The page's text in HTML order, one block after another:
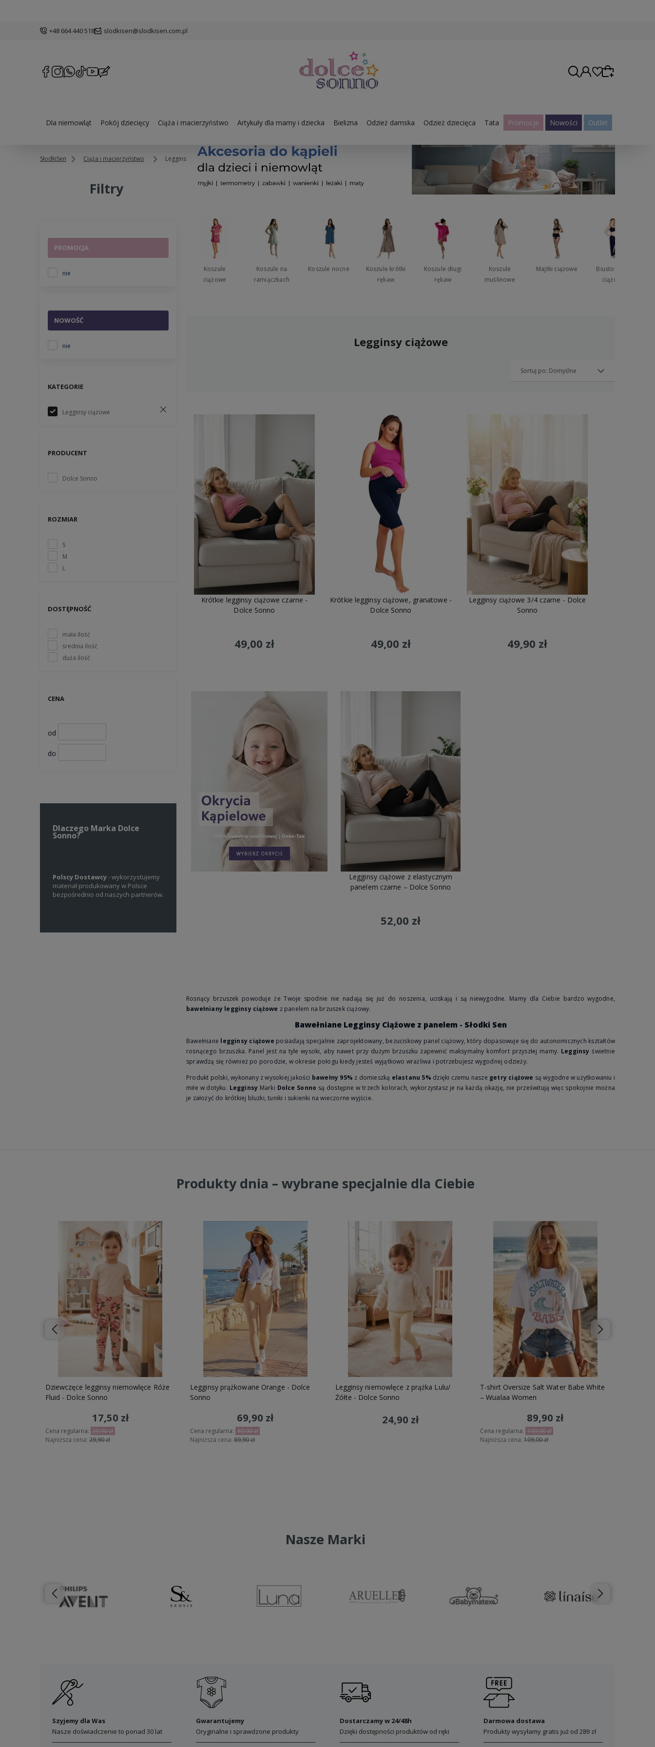
+48 664 440 518 slodkisen@slodkisen.com.pl
Wybierz coś dla siebie z naszej aktualnej oferty
lub zaloguj się, aby przywrócić dodane produkty
do listy z poprzedniej sesji.
Przejdź do listy (wymagane logowanie)
Dla niemowląt Pokój dziecięcy Ciąża i macierzyństwo Artykuły dla mamy i dziecka Bielizna Odzież damska Odzież dziecięca Tata Promocje Nowości Outlet
SłodkiSen Ciąża i macierzyństwo Legginsy ciążowe
Filtry
KATEGORIE
Legginsy ciążowe
PRODUCENT
Dolce Sonno
ROZMIAR
S
M
L
DOSTĘPNOŚĆ
mała ilość
średnia ilość
duża ilość
CENA
od
do
NOWOŚĆ
nie
PROMOCJA
nie
Dlaczego Marka Dolce
Sonno?
Polscy Dostawcy- wykorzystujemy
materiał produkowany w Polsce
bezpośrednio od naszych partnerów.
- wybieramy
certyfikowane materiały najwyższej
jakości, które spełniają nasze
Jesteśmypolską marką, szyjemy
we własnej szwalni w Polsce
Koszule
ciążowe
Koszule na
ramiączkach
Koszule nocne
Koszule krótki
rękaw
Koszule długi
rękaw
Koszule
muślinowe
Majtki ciążowe
Biustonosze
ciążowe
Legginsy ciążowe
Krótkie legginsy ciążowe czarne -
Dolce Sonno
49,00 zł
Krótkie legginsy ciążowe, granatowe -
Dolce Sonno
49,00 zł
Legginsy ciążowe 3/4 czarne - Dolce
Sonno
49,90 zł
Legginsy ciążowe z elastycznym
panelem czarne – Dolce Sonno
52,00 zł
Rosnący brzuszek powoduje że Twoje spodnie nie nadają się już do noszenia, uciskają i są niewygodne. Mamy dla Ciebie bardzo wygodne,
bawełniany legginsy ciążowe z panelem na brzuszek ciążowy.
Bawełniane Legginsy Ciążowe z panelem - Słodki Sen
Bawełniane legginsy ciążowe posiadają specjalnie zaprojektowany, bezuciskowy panel ciążowy, który dopasowuje się do autonomicznych kształtów
rosnącego brzuszka. Panel jest na tyle wysoki, aby nawet przy dużym brzuszku zapewnić maksymalny komfort przyszłej mamy. Legginsy świetnie
sprawdzą się również po porodzie, w okresie połogu kiedy jesteś wyjątkowo wrażliwa i potrzebujesz wygodnej odzieży.
Produkt polski, wykonany z wysokiej jakości bawełny 95% z domieszką elastanu 5% dzięki czemu nasze getry ciążowe są wygodne w użytkowaniu i
miłe w dotyku. Legginsy Marki Dolce Sonno są dostępne w trzech kolorach, wykorzystasz je na każdą okazję, nie prześwitują więc spokojnie można
je założyć do krótkiej bluzki, tuniki i sukienki na wieczorne wyjście.
Produkty dnia – wybrane specjalnie dla Ciebie
Dziewczęce legginsy niemowlęce Róże
Fluid - Dolce Sonno
17,50 zł
Cena regularna: 29,90 zł
Najniższa cena:29,90 zł
Legginsy prążkowane Orange - Dolce
Sonno
69,90 zł
Cena regularna: 89,90 zł
Najniższa cena: 89,90 zł
Legginsy niemowlęce z prążka Lulu/
Żółte - Dolce Sonno
24,90 zł
T-shirt Oversize Salt Water Babe White
– Wualaa Women
89,90 zł
Cena regularna: 109,00 zł
Najniższa cena: 109,00 zł
Nasze Marki
Szyjemy dla Was
Nasze doświadczenie to ponad 30 lat
Gwarantujemy
Oryginalne i sprawdzone produkty
Dostarczamy w 24/48h
Dzięki dostępności produktów od ręki
Darmowa dostawa
Produkty wysyłamy gratis już od 289 zł